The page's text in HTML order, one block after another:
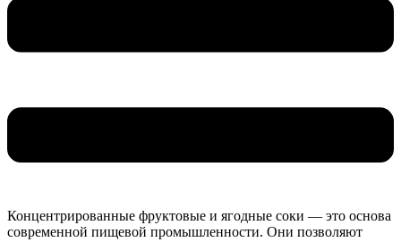
Концентрированные фруктовые и ягодные соки — это основа
современной пищевой промышленности. Они позволяют